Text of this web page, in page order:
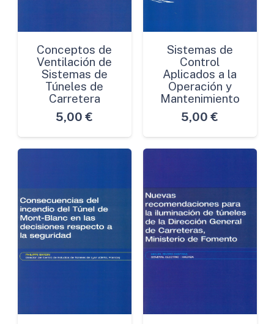
Conceptos de
Ventilación de
Sistemas de
Túneles de
Carretera
5,00 €
Sistemas de
Control
Aplicados a la
Operación y
Mantenimiento
5,00 €